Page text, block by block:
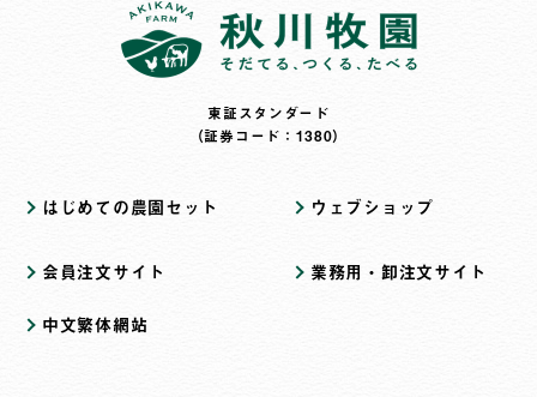
東証スタンダード
（証券コード：1380）
はじめての農園セット ウェブショップ
会員注文サイト 業務用・卸注文サイト
中文繁体網站